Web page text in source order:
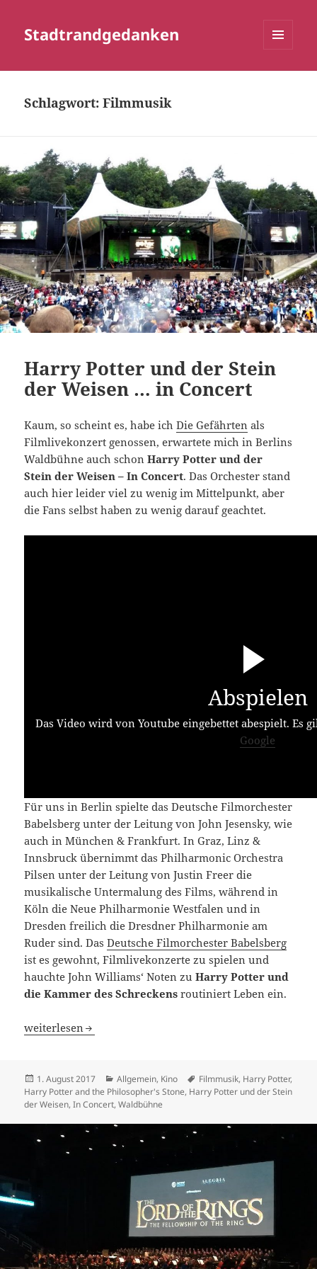
Stadtrandgedanken
Schlagwort:Filmmusik
Harry Potter und der Stein
der Weisen … in Concert
Kaum, so scheint es, habe ichDie Gefährten als
Filmlivekonzert genossen, erwartete mich in Berlins
Waldbühne auch schonHarry Potter und der
Stein der Weisen – In Concert. Das Orchester stand
auch hier leider viel zu wenig im Mittelpunkt, aber
die Fans selbst haben zu wenig darauf geachtet.
Abspielen
Das Video wird von Youtube eingebettet abespielt. Es
Google
Für uns in Berlin spielte das Deutsche Filmorchester
Babelsberg unter der Leitung von John Jesensky, wie
auch in München & Frankfurt. In Graz, Linz &
Innsbruck übernimmt das Philharmonic Orchestra
Pilsen unter der Leitung von Justin Freer die
musikalische Untermalung des Films, während in
Köln die Neue Philharmonie Westfalen und in
Dresden freilich die Dresdner Philharmonie am
Ruder sind. DasDeutsche Filmorchester Babelsberg
ist es gewohnt, Filmlivekonzerte zu spielen und
hauchte John Williams‘ Noten zuHarry Potter und
die Kammer des Schreckens routiniert Leben ein.
Harry Potter und der Stein der Weisen … in Concert
weiterlesen
Veröffentlicht
am
1. August 2017 Kategorien
Allgemein, Kino Schlagwörter
Filmmusik, Harry Potter,
Harry Potter and the Philosopher's Stone, Harry Potter und der Stein
der Weisen,In Concert,Waldbühne